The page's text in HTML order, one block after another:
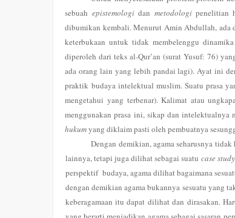
sebuah epistemologidan metodologi penelitian
dibumikan kembali. Menurut Amin Abdullah, ada
keterbukaan untuk tidak membelenggu
diperoleh dari teks al-Qur’an (surat Yusuf: 76)
ada orang lain yang lebih pandai lagi). Ayat ini
praktik budaya intelektual muslim. Suatu prasa
mengetahui yang terbenar). Kalimat atau
menggunakan prasa ini, sikap dan intelektualnya
hukumyang diklaim pasti oleh pembuatnya
Dengan demikian, agama seharusnya
lainnya, tetapi juga dilihat sebagai suatu case
perspektif budaya, agama dilihat bagaimana
dengan demikian agama bukannya sesuatu yang
keberagamaan itu dapat dilihat dan dirasakan.